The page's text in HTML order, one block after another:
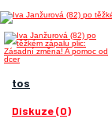
tos
Diskuze (0)